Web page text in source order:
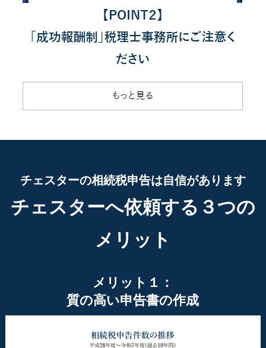
チェスターの相続税申告は自信があります
チェスターへ依頼する３つの
メリット
メリット１：
質の高い申告書の作成